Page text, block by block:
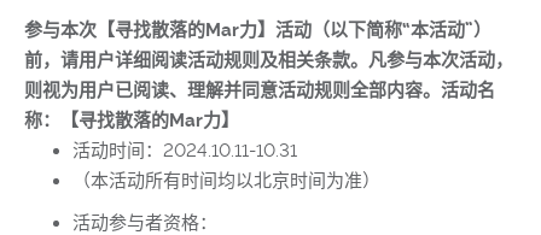
参与本次【寻找散落的Mar力】活动（以下简称“本活动”）
前，请用户详细阅读活动规则及相关条款。凡参与本次活动，
则视为用户已阅读、理解并同意活动规则全部内容。 活动名
称：【寻找散落的Mar力】
活动时间：2024.10.11-10.31
（本活动所有时间均以北京时间为准）
活动参与者资格：